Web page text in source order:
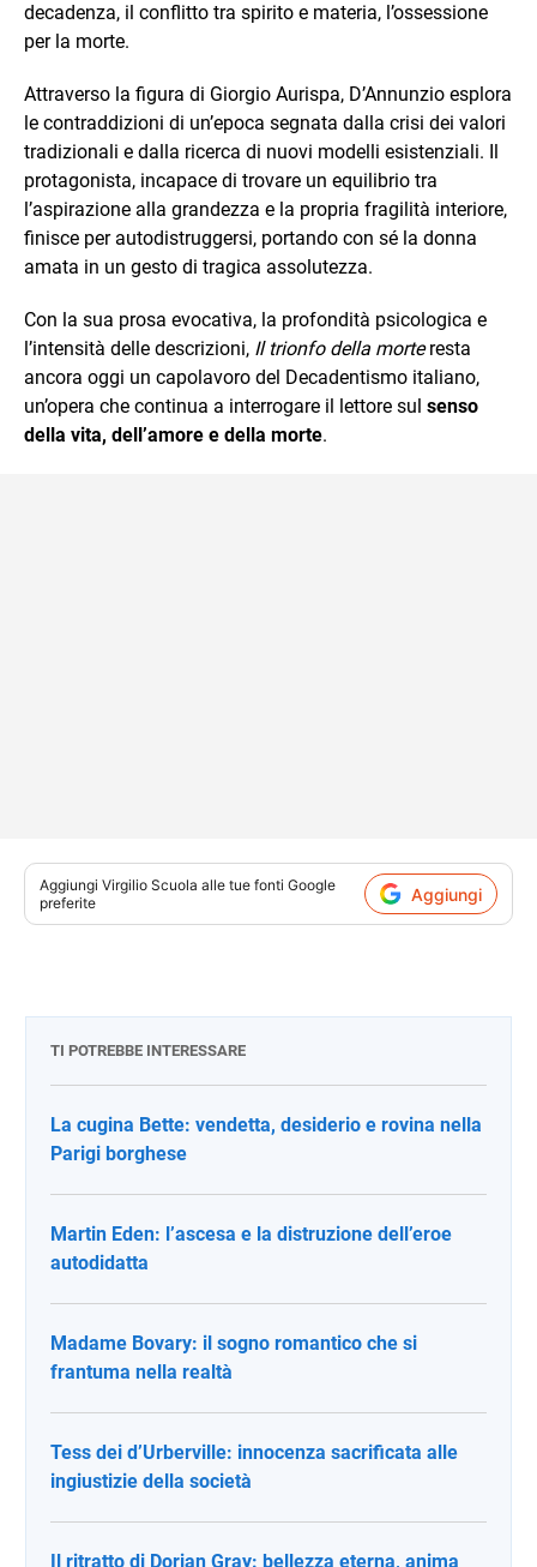
decadenza, il conflitto tra spirito e materia, l’ossessione
per la morte.
Attraverso la figura di Giorgio Aurispa, D’Annunzio esplora
le contraddizioni di un’epoca segnata dalla crisi dei valori
tradizionali e dalla ricerca di nuovi modelli esistenziali. Il
protagonista, incapace di trovare un equilibrio tra
l’aspirazione alla grandezza e la propria fragilità interiore,
finisce per autodistruggersi, portando con sé la donna
amata in un gesto di tragica assolutezza.
Con la sua prosa evocativa, la profondità psicologica e
l’intensità delle descrizioni, Il trionfo della morteresta
ancora oggi un capolavoro del Decadentismo italiano,
un’opera che continua a interrogare il lettore sul senso
della vita, dell’amore e della morte.
Aggiungi Virgilio Scuola alle tue fonti Google
preferite
Aggiungi
TI POTREBBE INTERESSARE
La cugina Bette: vendetta, desiderio e rovina nella
Parigi borghese
Martin Eden: l’ascesa e la distruzione dell’eroe
autodidatta
Madame Bovary: il sogno romantico che si
frantuma nella realtà
Tess dei d’Urberville: innocenza sacrificata alle
ingiustizie della società
Il ritratto di Dorian Gray: bellezza eterna, anima